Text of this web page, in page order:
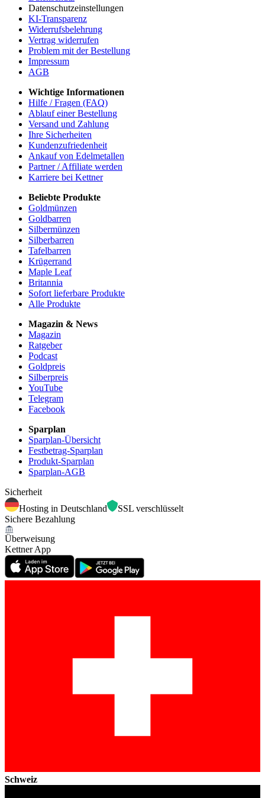
Datenschutzeinstellungen
KI-Transparenz
Widerrufsbelehrung
Vertrag widerrufen
Problem mit der Bestellung
Impressum
AGB
Wichtige Informationen
Hilfe / Fragen (FAQ)
Ablauf einer Bestellung
Versand und Zahlung
Ihre Sicherheiten
Kundenzufriedenheit
Ankauf von Edelmetallen
Partner / Affiliate werden
Karriere bei Kettner
Beliebte Produkte
Goldmünzen
Goldbarren
Silbermünzen
Silberbarren
Tafelbarren
Krügerrand
Maple Leaf
Britannia
Sofort lieferbare Produkte
Alle Produkte
Magazin & News
Magazin
Ratgeber
Podcast
Goldpreis
Silberpreis
YouTube
Telegram
Facebook
Sparplan
Sparplan-Übersicht
Festbetrag-Sparplan
Produkt-Sparplan
Sparplan-AGB
Sicherheit
Hosting in Deutschland
SSL verschlüsselt
Sichere Bezahlung
Überweisung
Kettner App
Schweiz